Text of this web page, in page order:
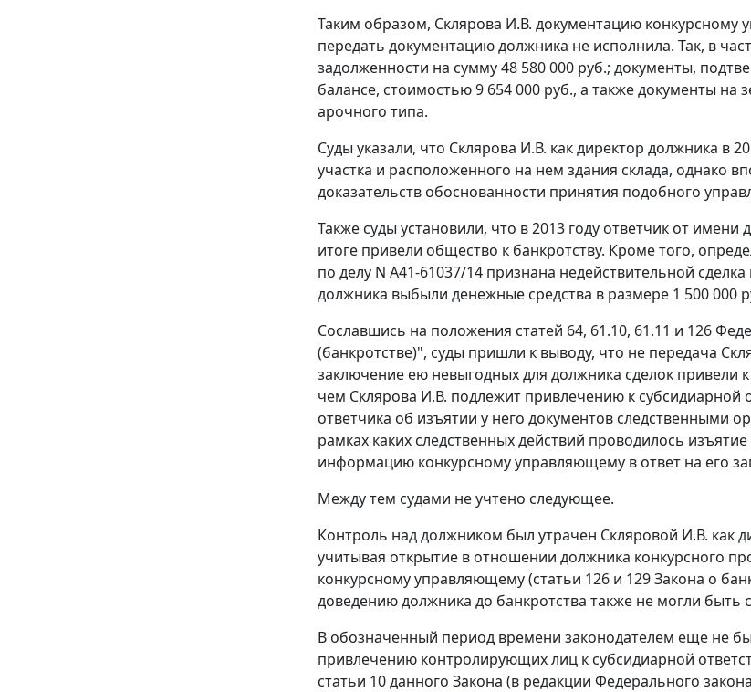
Таким образом, Склярова И.В. документацию
передать документацию должника не исполнила. Так, в
задолженности на сумму 48 580 000 руб.; документы,
балансе, стоимостью 9 654 000 руб., а также документы
арочного типа.
Суды указали, что Склярова И.В. как директор должника в
участка и расположенного на нем здания склада, однако
доказательств обоснованности принятия подобного
Также суды установили, что в 2013 году ответчик от
итоге привели общество к банкротству. Кроме того,
по делу N А41-61037/14 признана недействительной
должника выбыли денежные средства в размере 1 500 000
Сославшись на положения статей 64, 61.10, 61.11 и 126
(банкротстве)", суды пришли к выводу, что не передача
заключение ею невыгодных для должника сделок привели
чем Склярова И.В. подлежит привлечению к субсидиарной
ответчика об изъятии у него документов следственными
рамках каких следственных действий проводилось
информацию конкурсному управляющему в ответ на его
Между тем судами не учтено следующее.
Контроль над должником был утрачен Скляровой И.В. как
учитывая открытие в отношении должника конкурсного
конкурсному управляющему (статьи 126 и 129 Закона о
доведению должника до банкротства также не могли
В обозначенный период времени законодателем еще не
привлечению контролирующих лиц к субсидиарной
статьи 10 данного Закона (в редакции Федерального